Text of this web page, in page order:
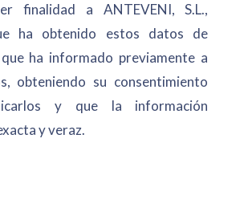
finalidad a ANTEVENI, S.L.,
ha obtenido estos datos de
ha informado previamente a
obteniendo su consentimiento
y que la información
y veraz.